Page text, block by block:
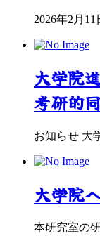
2026年2月11
大学院
考研的
お知らせ
大学院
本研究室の